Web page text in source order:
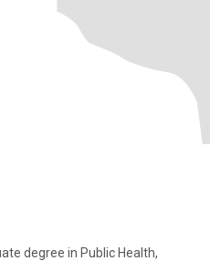
degree in Public Health,